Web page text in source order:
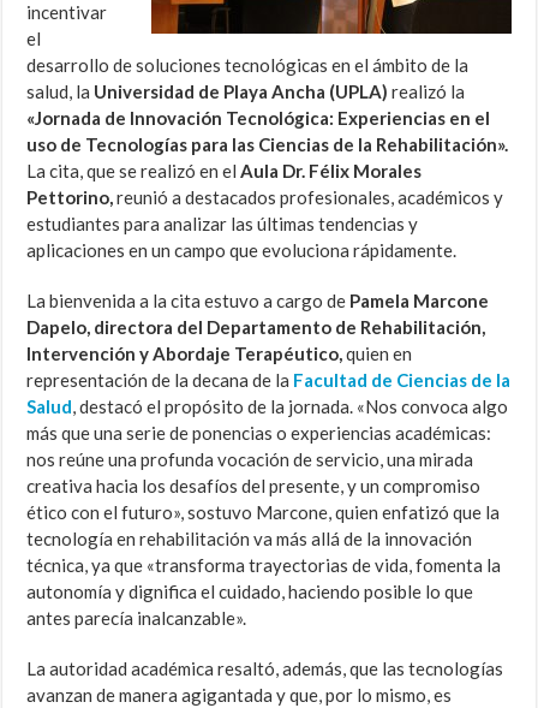
incentivar
el
desarrollo de soluciones tecnológicas en el ámbito de la
salud, la Universidad de Playa Ancha (UPLA) realizó la
«Jornada de Innovación Tecnológica: Experiencias en el
uso de Tecnologías para las Ciencias de la Rehabilitación».
La cita, que se realizó en elAula Dr. Félix Morales
Pettorino,reunió a destacados profesionales, académicos y
estudiantes para analizar las últimas tendencias y
aplicaciones en un campo que evoluciona rápidamente.
La bienvenida a la cita estuvo a cargo de Pamela Marcone
Dapelo, directora del Departamento de Rehabilitación,
Intervención y Abordaje Terapéutico,quien en
representación de la decana de la Facultad de Ciencias de la
Salud, destacó el propósito de la jornada. «Nos convoca algo
más que una serie de ponencias o experiencias académicas:
nos reúne una profunda vocación de servicio, una mirada
creativa hacia los desafíos del presente, y un compromiso
ético con el futuro», sostuvo Marcone, quien enfatizó que la
tecnología en rehabilitación va más allá de la innovación
técnica, ya que «transforma trayectorias de vida, fomenta la
autonomía y dignifica el cuidado, haciendo posible lo que
antes parecía inalcanzable».
La autoridad académica resaltó, además, que las tecnologías
avanzan de manera agigantada y que, por lo mismo, es